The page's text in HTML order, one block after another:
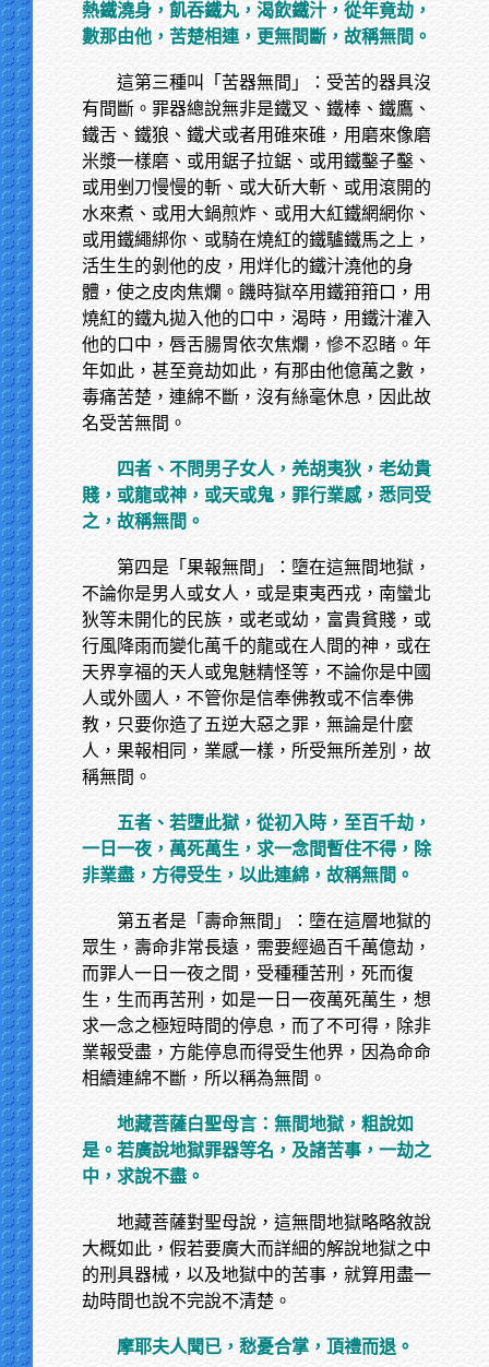
熱鐵澆身，飢吞鐵丸，渴飲鐵汁，從年竟劫，
數那由他，苦楚相連，更無間斷，故稱無間。
這第三種叫「苦器無間」：受苦的器具沒
有間斷。罪器總說無非是鐵叉、鐵棒、鐵鷹、
鐵舌、鐵狼、鐵犬或者用碓來碓，用磨來像磨
米漿一樣磨、或用鋸子拉鋸、或用鐵鑿子鑿、
或用剉刀慢慢的斬、或大斫大斬、或用滾開的
水來煮、或用大鍋煎炸、或用大紅鐵網網你、
或用鐵繩綁你、或騎在燒紅的鐵驢鐵馬之上，
活生生的剝他的皮，用烊化的鐵汁澆他的身
體，使之皮肉焦爛。饑時獄卒用鐵箝箝口，用
燒紅的鐵丸拋入他的口中，渴時，用鐵汁灌入
他的口中，唇舌腸胃依次焦爛，慘不忍睹。年
年如此，甚至竟劫如此，有那由他億萬之數，
毒痛苦楚，連綿不斷，沒有絲毫休息，因此故
名受苦無間。
四者、不問男子女人，羌胡夷狄，老幼貴
賤，或龍或神，或天或鬼，罪行業感，悉同受
之，故稱無間。
第四是「果報無間」：墮在這無間地獄，
不論你是男人或女人，或是東夷西戎，南蠻北
狄等未開化的民族，或老或幼，富貴貧賤，或
行風降雨而變化萬千的龍或在人間的神，或在
天界享福的天人或鬼魅精怪等，不論你是中國
人或外國人，不管你是信奉佛教或不信奉佛
教，只要你造了五逆大惡之罪，無論是什麼
人，果報相同，業感一樣，所受無所差別，故
稱無間。
五者、若墮此獄，從初入時，至百千劫，
一日一夜，萬死萬生，求一念間暫住不得，除
非業盡，方得受生，以此連綿，故稱無間。
第五者是「壽命無間」：墮在這層地獄的
眾生，壽命非常長遠，需要經過百千萬億劫，
而罪人一日一夜之間，受種種苦刑，死而復
生，生而再苦刑，如是一日一夜萬死萬生，想
求一念之極短時間的停息，而了不可得，除非
業報受盡，方能停息而得受生他界，因為命命
相續連綿不斷，所以稱為無間。
地藏菩薩白聖母言：無間地獄，粗說如
是。若廣說地獄罪器等名，及諸苦事，一劫之
中，求說不盡。
地藏菩薩對聖母說，這無間地獄略略敘說
大概如此，假若要廣大而詳細的解說地獄之中
的刑具器械，以及地獄中的苦事，就算用盡一
劫時間也說不完說不清楚。
摩耶夫人聞已，愁憂合掌，頂禮而退。